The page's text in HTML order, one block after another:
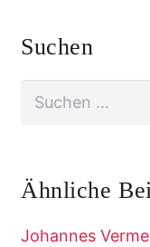
Suchen
Ähnliche
Johannes